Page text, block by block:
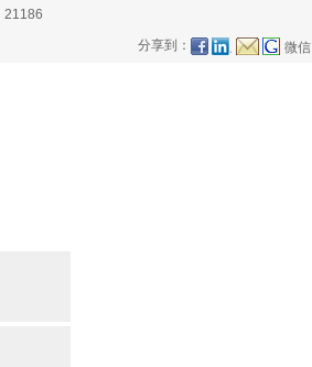
21186
分享到：
微信